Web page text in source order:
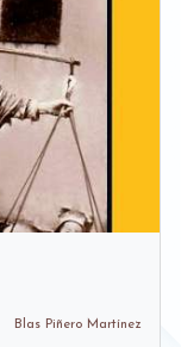
Blas Piñero Martínez